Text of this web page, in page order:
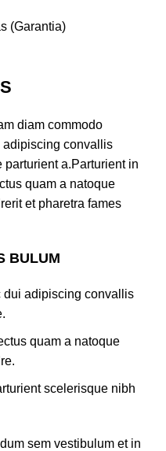
(Garantia)
diam commodo
adipiscing convallis
a.Parturient in
quam a natoque
et pharetra fames
BULUM
dui adipiscing convallis
quam a natoque
scelerisque nibh
sem vestibulum et in